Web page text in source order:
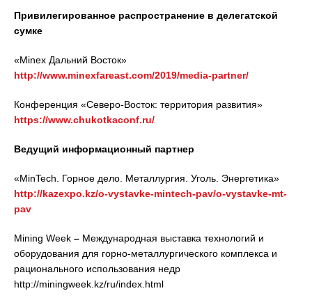
Привилегированное распространение в делегатской
сумке
«Minex Дальний Восток»
http://www.minexfareast.com/2019/media-partner/
Конференция «Северо-Восток: территория развития»
https://www.chukotkaconf.ru/
Ведущий информационный партнер
«MinTech.
Горное дело. Металлургия. Уголь. Энергетика»
http://kazexpo.kz/o-vystavke-mintech-pav/o-vystavke-mt-
pav
Mining Week – Международная выставка технологий и
оборудования для горно-металлургического комплекса и
рационального использования недр
http://miningweek.kz/ru/index.html